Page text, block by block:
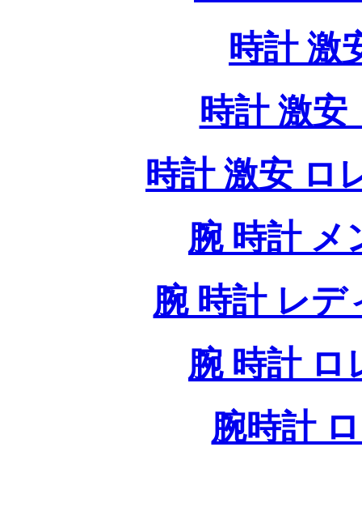
時計 激
時計 激安
時計 激安 ロ
腕 時計 メ
腕 時計 レデ
腕 時計 ロ
腕時計